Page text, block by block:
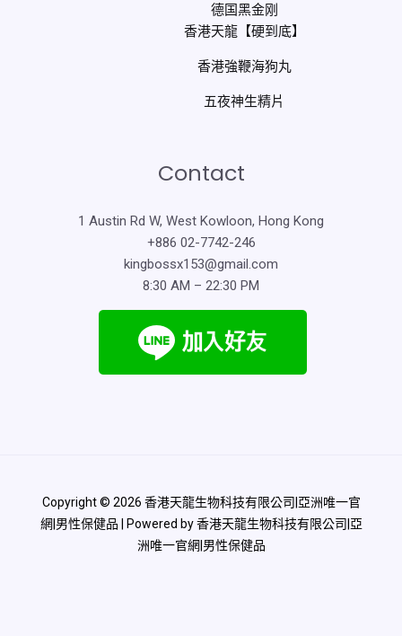
德国黑金刚
香港天龍【硬到底】
香港強鞭海狗丸
五夜神生精片
Contact
1 Austin Rd W, West Kowloon, Hong Kong
+886 02-7742-246
kingbossx153@gmail.com
8:30 AM – 22:30 PM
Copyright © 2026 香港天龍生物科技有限公司|亞洲唯一官
網|男性保健品 | Powered by 香港天龍生物科技有限公司|亞
洲唯一官網|男性保健品